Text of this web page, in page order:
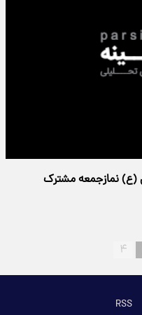
(ع) نمازجمعه مشترک
۴
RSS